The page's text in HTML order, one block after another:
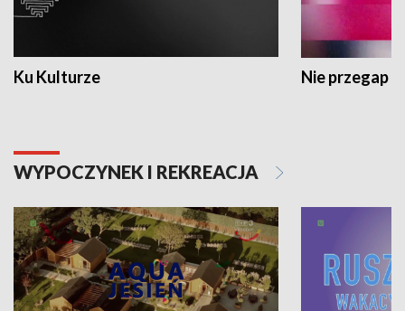
Ku Kulturze Nie przegap
WYPOCZYNEK I REKREACJA